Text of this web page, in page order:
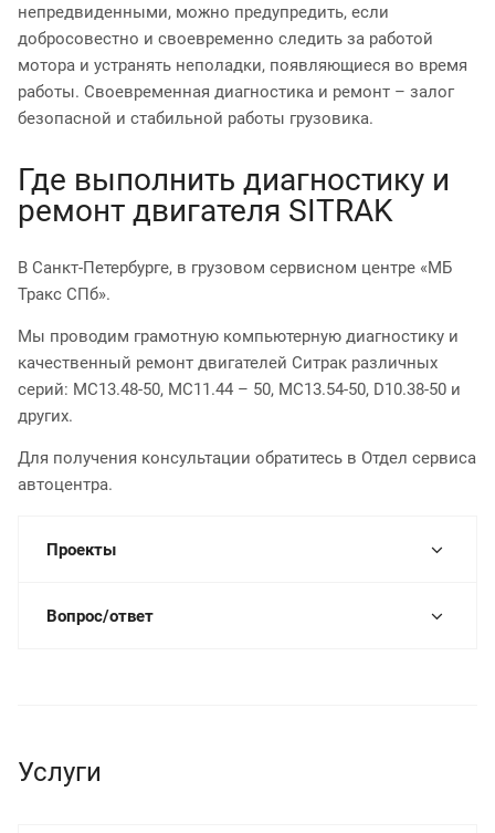
непредвиденными, можно предупредить, если
добросовестно и своевременно следить за работой
мотора и устранять неполадки, появляющиеся во время
работы. Своевременная диагностика и ремонт – залог
безопасной и стабильной работы грузовика.
Где выполнить диагностику и
ремонт двигателя SITRAK
В Санкт-Петербурге, в грузовом сервисном центре «МБ
Тракс СПб».
Мы проводим грамотную компьютерную диагностику и
качественный ремонт двигателей Ситрак различных
серий: MC13.48-50, MC11.44 – 50, MC13.54-50, D10.38-50 и
других.
Для получения консультации обратитесь в Отдел сервиса
автоцентра.
Проекты
Вопрос/ответ
Услуги